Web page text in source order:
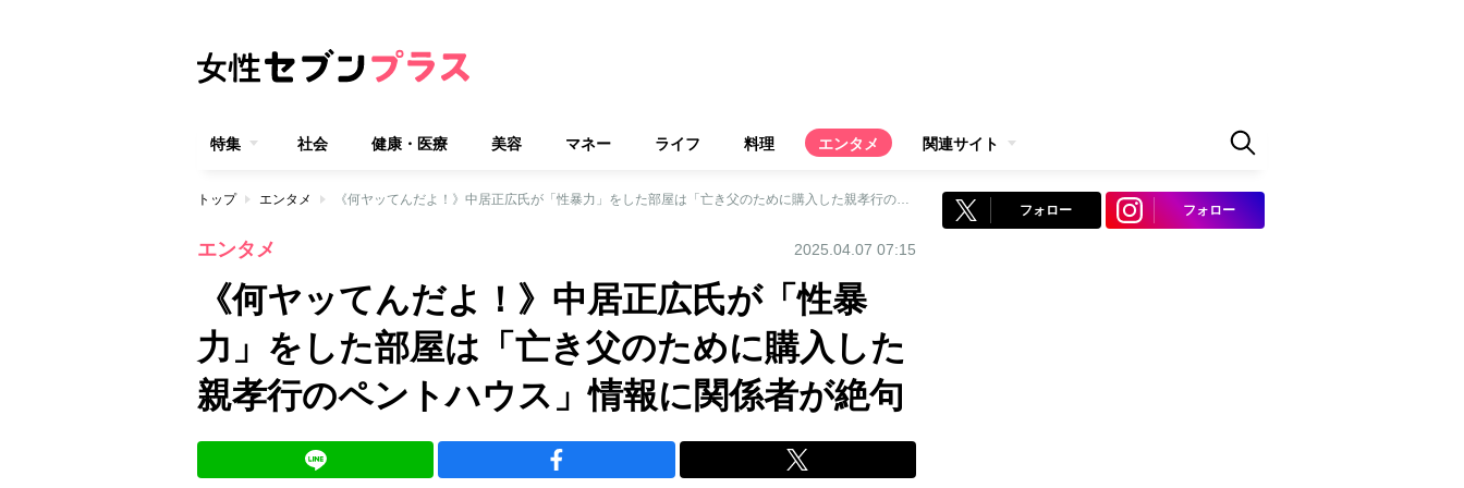
特集 社会 健康・医療 美容 マネー ライフ 料理 エンタメ 関連サイト
トップ エンタメ 《何ヤッてんだよ！》中居正広氏が「性暴力」をした部屋は「亡き父のために購入した親孝行のペントハウス」情報に関係者が絶句
エンタメ 2025.04.07 07:15
《何ヤッてんだよ！》中居正広氏が「性暴
力」をした部屋は「亡き父のために購入した
親孝行のペントハウス」情報に関係者が絶句
フォロー フォロー